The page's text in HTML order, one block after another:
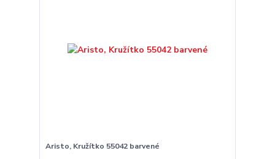
Aristo, Kružítko 55042 barvené